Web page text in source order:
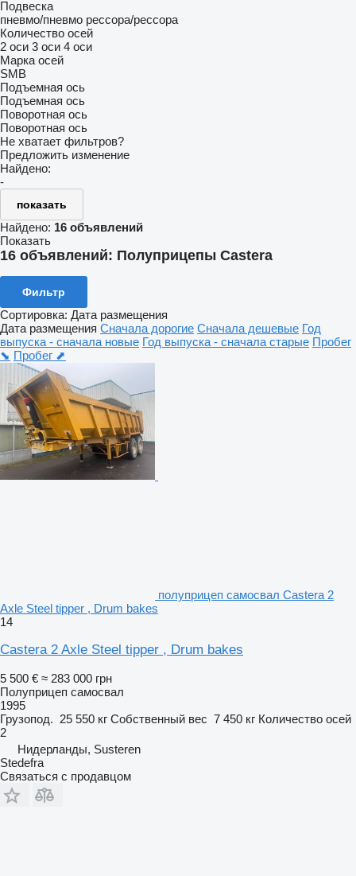
Подвеска
пневмо/пневмо рессора/рессора
Количество осей
2 оси 3 оси 4 оси
Марка осей
SMB
Подъемная ось
Подъемная ось
Поворотная ось
Поворотная ось
Не хватает фильтров?
Предложить изменение
Найдено:
-
показать
Найдено: 16 объявлений
Показать
16 объявлений: Полуприцепы Castera
Фильтр
Сортировка: Дата размещения
Дата размещения Сначала дорогие Сначала дешевые Год
выпуска - сначала новые Год выпуска - сначала старые Пробег
⬊ Пробег ⬈
полуприцеп самосвал Castera 2
Axle Steel tipper , Drum bakes
14
Castera 2 Axle Steel tipper , Drum bakes
5 500 € ≈ 283 000 грн
Полуприцеп самосвал
1995
Грузопод. 25 550 кг Собственный вес 7 450 кг Количество осей
2
Нидерланды, Susteren
Stedefra
Связаться с продавцом